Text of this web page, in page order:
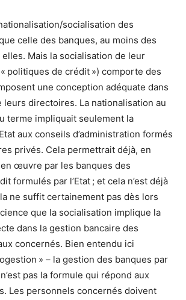
socialisation des
celle des banques, au moins des
elles. Mais la socialisation de leur
politiques de crédit ») comporte des
une conception adéquate dans
leurs directoires. La nationalisation au
terme impliquait seulement la
aux conseils d’administration formés
privés. Cela permettrait déjà, en
œuvre par les banques des
formulés par l’Etat ; et cela n’est déjà
ne suffit certainement pas dès lors
que la socialisation implique la
dans la gestion bancaire des
concernés. Bien entendu ici
» – la gestion des banques par
pas la formule qui répond aux
Les personnels concernés doivent